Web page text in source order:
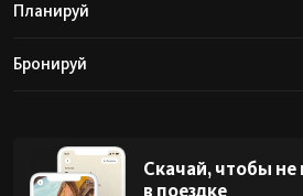
Планируй
Бронируй
Скачай, чтобы не
в поездке